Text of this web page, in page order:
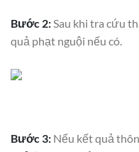
Bước 2: Sau khi tra cứu
quả phạt nguội nếu có.
Bước 3: Nếu kết quả